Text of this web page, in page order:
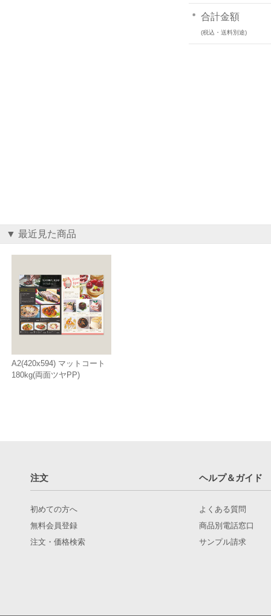
合計金額
(税込・送料別途)
▼ 最近見た商品
A2(420x594) マットコート
180kg(両面ツヤPP)
注文 ヘルプ＆ガイド
初めての方へ
無料会員登録
注文・価格検索
よくある質問
商品別電話窓口
サンプル請求